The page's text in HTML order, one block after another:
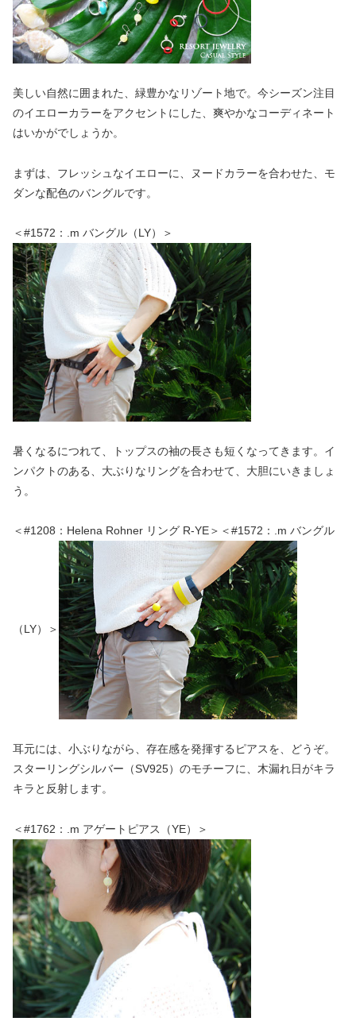
美しい自然に囲まれた、緑豊かなリゾート地で。今シーズン注目
のイエローカラーをアクセントにした、爽やかなコーディネート
はいかがでしょうか。
まずは、フレッシュなイエローに、ヌードカラーを合わせた、モ
ダンな配色のバングルです。
＜#1572：.m バングル（LY）＞
暑くなるにつれて、トップスの袖の長さも短くなってきます。イ
ンパクトのある、大ぶりなリングを合わせて、大胆にいきましょ
う。
＜#1208：Helena Rohner リング R-YE＞＜#1572：.m バングル
（LY）＞
耳元には、小ぶりながら、存在感を発揮するピアスを、どうぞ。
スターリングシルバー（SV925）のモチーフに、木漏れ日がキラ
キラと反射します。
＜#1762：.m アゲートピアス（YE）＞